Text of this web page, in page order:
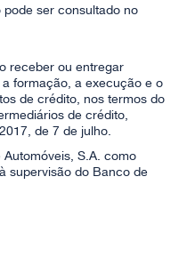
ser consultado no
receber ou entregar
formação, a execução e o
de crédito, nos termos do
de crédito,
de 7 de julho.
S.A. como
supervisão do Banco de